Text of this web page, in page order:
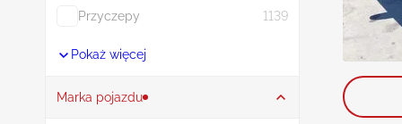
Przyczepy
1139
Pokaż więcej
Marka pojazdu